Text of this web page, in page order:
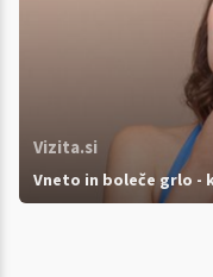
Vizita.si
Vneto in boleče grlo -